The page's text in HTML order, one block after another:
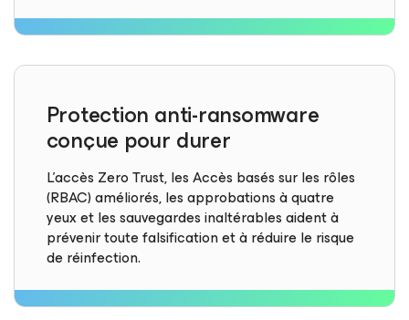
Protection anti-ransomware
conçue pour durer
L’accès Zero Trust, les Accès basés sur les rôles
(RBAC) améliorés, les approbations à quatre
yeux et les sauvegardes inaltérables aident à
prévenir toute falsification et à réduire le risque
de réinfection.